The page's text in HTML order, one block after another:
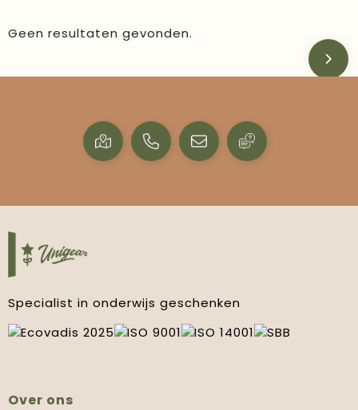
Geen resultaten gevonden.
Specialist in onderwijs geschenken
Over ons